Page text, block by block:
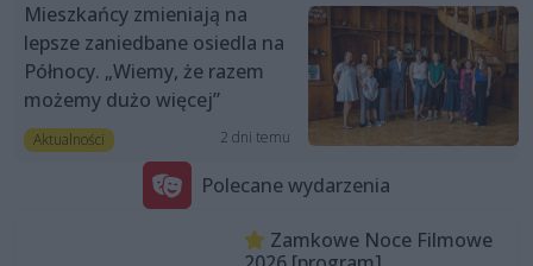
Mieszkańcy zmieniają na
lepsze zaniedbane osiedla na
Północy. „Wiemy, że razem
możemy dużo więcej”
Aktualności 2 dni temu
Polecane wydarzenia
Zamkowe Noce Filmowe